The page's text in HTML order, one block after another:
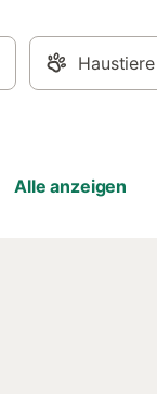
Alle anzeigen